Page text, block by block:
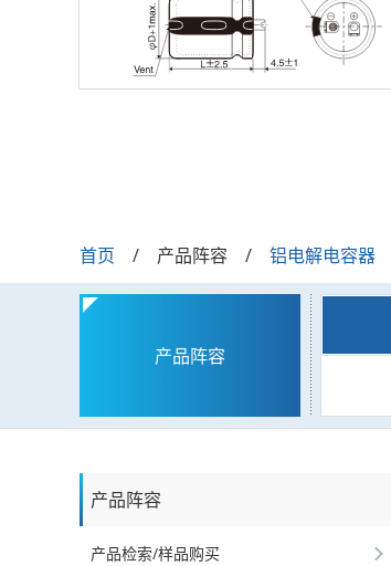
首页 产品阵容 铝电解电容器
产品阵容
产品阵容
产品检索/样品购买